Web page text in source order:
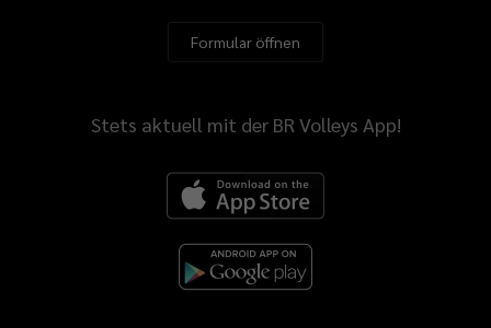
Formular öffnen
Stets aktuell mit der BR Volleys App!